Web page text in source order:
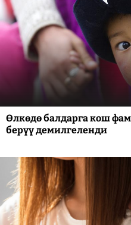
Өлкөдө балдарга кош
берүү демилгеленди